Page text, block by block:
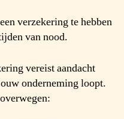
verzekering te hebben
van nood.
vereist aandacht
onderneming loopt.